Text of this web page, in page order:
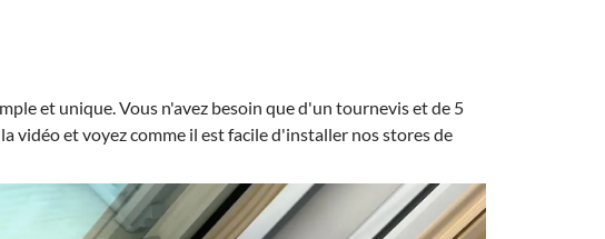
et unique. Vous n'avez besoin que d'un tournevis et de 5
vidéo et voyez comme il est facile d'installer nos stores de